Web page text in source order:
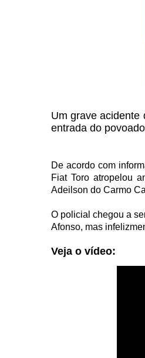
Um grave acidente
entrada do
De acordo com
Fiat Toro atropelou
Adeilson do Carmo
O policial chegou a
Afonso, mas
Veja o vídeo: